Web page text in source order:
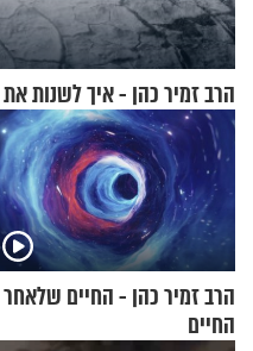
הרב זמיר כהן - איך לשנות
הרב זמיר כהן - החיים שלאחר
החיים